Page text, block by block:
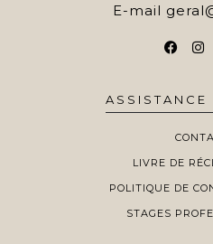
E-mail
ASSISTANCE
LIVRE DE
POLITIQUE DE
STAGES